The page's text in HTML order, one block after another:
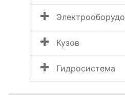
Кузов
Гидросистема